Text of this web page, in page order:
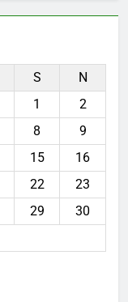
S
N
1
2
8
9
15
16
22
23
29
30